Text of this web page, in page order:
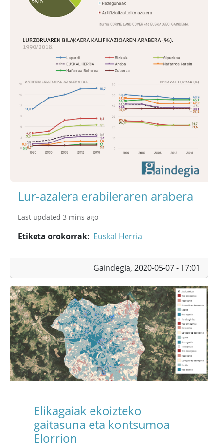
Lur-azalera erabileraren arabera
Last updated 3 mins ago
Etiketa orokorrak Euskal Herria
Gaindegia, 2020-05-07 - 17:01
Elikagaiak ekoizteko
gaitasuna eta kontsumoa
Elorrion